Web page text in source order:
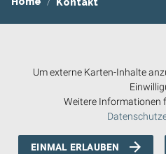
Um externe Karten-Inhalte
Weitere Informationen
EINMAL ERLAUBEN